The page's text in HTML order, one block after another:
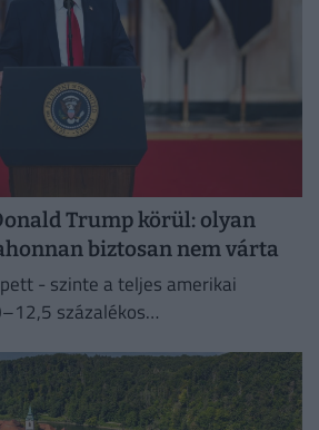
Trump körül: olyan
biztosan nem várta
- szinte a teljes amerikai
százalékos